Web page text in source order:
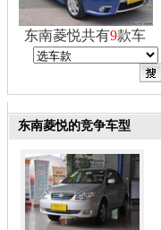
东南菱悦共有9款车
东南菱悦的竞争车型